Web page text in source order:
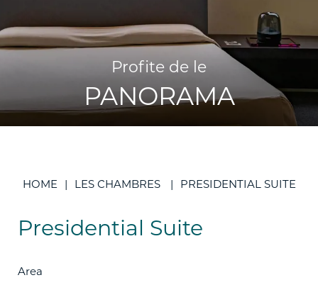
Profite de le
PANORAMA
HOME LES CHAMBRES PRESIDENTIAL SUITE
Presidential Suite
Area